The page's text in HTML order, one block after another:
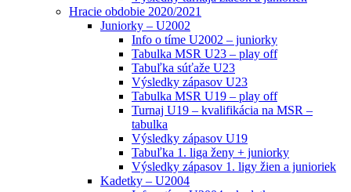
Hracie obdobie 2020/2021
Juniorky – U2002
Info o tíme U2002 – juniorky
Tabulka MSR U23 – play off
Tabuľka súťaže U23
Výsledky zápasov U23
Tabulka MSR U19 – play off
Turnaj U19 – kvalifikácia na MSR –
tabulka
Výsledky zápasov U19
Tabuľka 1. liga ženy + juniorky
Výsledky zápasov 1. ligy žien a junioriek
Kadetky – U2004